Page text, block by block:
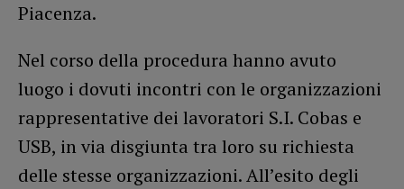
Piacenza.
Nel corso della procedura hanno avuto
luogo i dovuti incontri con le organizzazioni
rappresentative dei lavoratori S.I. Cobas e
USB, in via disgiunta tra loro su richiesta
delle stesse organizzazioni. All’esito degli